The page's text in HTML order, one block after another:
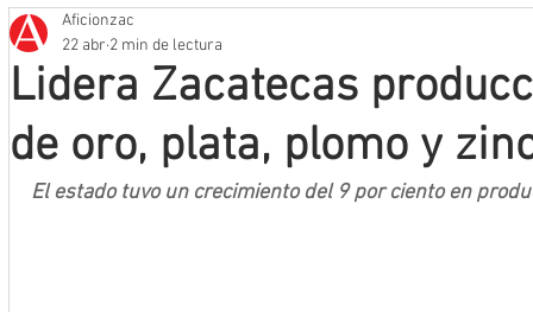
Que no se olvide
Lidera Zacatecas
de oro, plata, plomo y
Aficionzac
22 abr 2 min de lectura
El estado tuvo un crecimiento del 9 por ciento en